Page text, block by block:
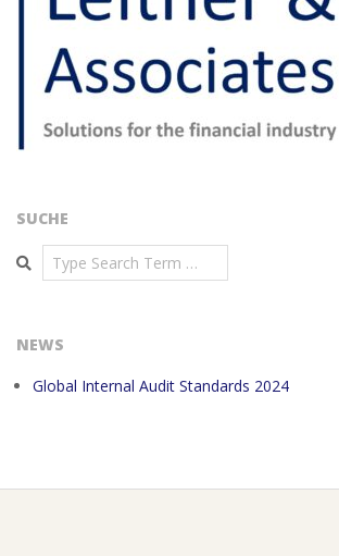
SUCHE
Search
NEWS
Global Internal Audit Standards 2024